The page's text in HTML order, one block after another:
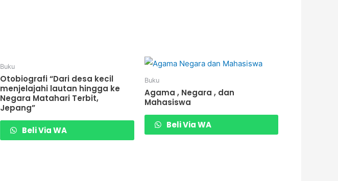
Buku
Otobiografi “Dari desa kecil
menjelajahi lautan hingga ke
Negara Matahari Terbit,
Jepang”
Beli Via WA
Buku
Agama , Negara , dan
Mahasiswa
Beli Via WA